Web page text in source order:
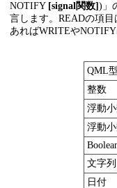
NOTIFY [signal関数] )」
言します。READの項
あればWRITEや
QML型
整数
浮動
浮動
文字列
日付